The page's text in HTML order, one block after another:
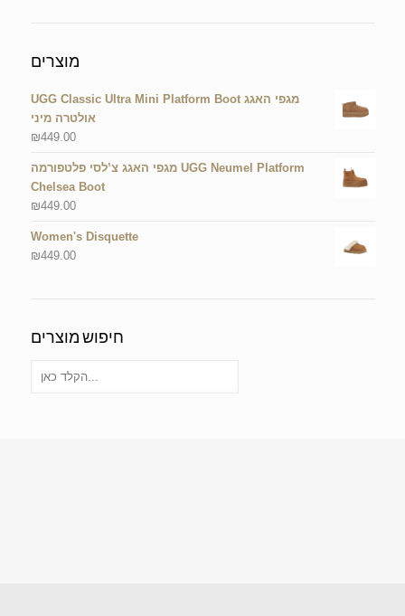
מוצרים
UGG Classic Ultra Mini Platform Boot מגפי האגג
אולטרה מיני
₪449.00
מגפי האגג צ’לסי פלטפורמה UGG Neumel Platform
Chelsea Boot
₪449.00
Women's Disquette
₪449.00
חיפוש מוצרים